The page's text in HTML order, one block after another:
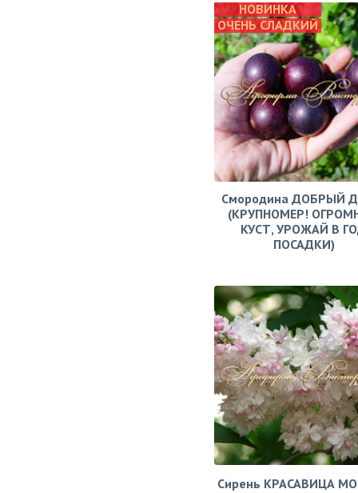
НОВИНКА
ОЧЕНЬ СЛАДКИЙ
Смородина ДОБРЫЙ
(КРУПНОМЕР!
КУСТ, УРОЖАЙ В
ПОСАДКИ)
Сирень КРАСАВИЦА